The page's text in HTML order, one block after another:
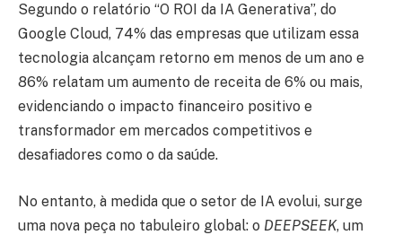
Segundo o relatório “O ROI da IA Generativa”, do
Google Cloud, 74% das empresas que utilizam essa
tecnologia alcançam retorno em menos de um ano e
86% relatam um aumento de receita de 6% ou mais,
evidenciando o impacto financeiro positivo e
transformador em mercados competitivos e
desafiadores como o da saúde.
No entanto, à medida que o setor de IA evolui, surge
uma nova peça no tabuleiro global: o DEEPSEEK, um